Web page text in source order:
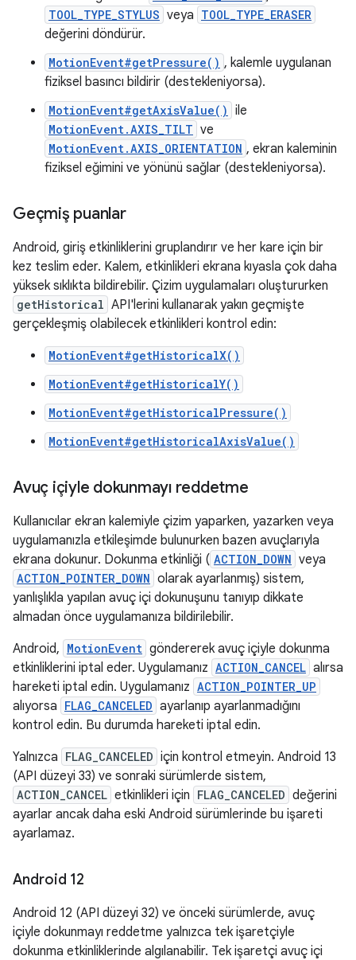
TOOL_TYPE_STYLUS veya TOOL_TYPE_ERASER
değerini döndürür.
MotionEvent#getPressure() , kalemle uygulanan
fiziksel basıncı bildirir (destekleniyorsa).
MotionEvent#getAxisValue() ile
MotionEvent.AXIS_TILT ve
MotionEvent.AXIS_ORIENTATION , ekran kaleminin
fiziksel eğimini ve yönünü sağlar (destekleniyorsa).
Geçmiş puanlar
Android, giriş etkinliklerini gruplandırır ve her kare için bir
kez teslim eder. Kalem, etkinlikleri ekrana kıyasla çok daha
yüksek sıklıkta bildirebilir. Çizim uygulamaları oluştururken
getHistorical API'lerini kullanarak yakın geçmişte
gerçekleşmiş olabilecek etkinlikleri kontrol edin:
MotionEvent#getHistoricalX()
MotionEvent#getHistoricalY()
MotionEvent#getHistoricalPressure()
MotionEvent#getHistoricalAxisValue()
Avuç içiyle dokunmayı reddetme
Kullanıcılar ekran kalemiyle çizim yaparken, yazarken veya
uygulamanızla etkileşimde bulunurken bazen avuçlarıyla
ekrana dokunur. Dokunma etkinliği ( ACTION_DOWN veya
ACTION_POINTER_DOWN olarak ayarlanmış) sistem,
yanlışlıkla yapılan avuç içi dokunuşunu tanıyıp dikkate
almadan önce uygulamanıza bildirilebilir.
Android, MotionEvent göndererek avuç içiyle dokunma
etkinliklerini iptal eder. Uygulamanız ACTION_CANCEL alırsa
hareketi iptal edin. Uygulamanız ACTION_POINTER_UP
alıyorsa FLAG_CANCELED ayarlanıp ayarlanmadığını
kontrol edin. Bu durumda hareketi iptal edin.
Yalnızca FLAG_CANCELED için kontrol etmeyin. Android 13
(API düzeyi 33) ve sonraki sürümlerde sistem,
ACTION_CANCEL etkinlikleri için FLAG_CANCELED değerini
ayarlar ancak daha eski Android sürümlerinde bu işareti
ayarlamaz.
Android 12
Android 12 (API düzeyi 32) ve önceki sürümlerde, avuç
içiyle dokunmayı reddetme yalnızca tek işaretçiyle
dokunma etkinliklerinde algılanabilir. Tek işaretçi avuç içi